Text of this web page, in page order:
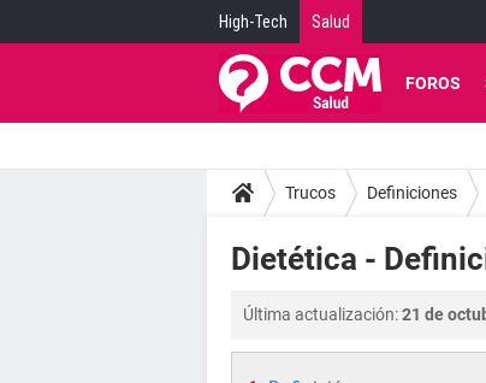
High-Tech Salud
FOROS
Trucos Definiciones
Dietética -
Última actualización:21 de